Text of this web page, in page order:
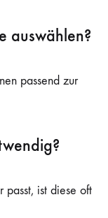
auswählen?
passend zur
passt, ist diese oft